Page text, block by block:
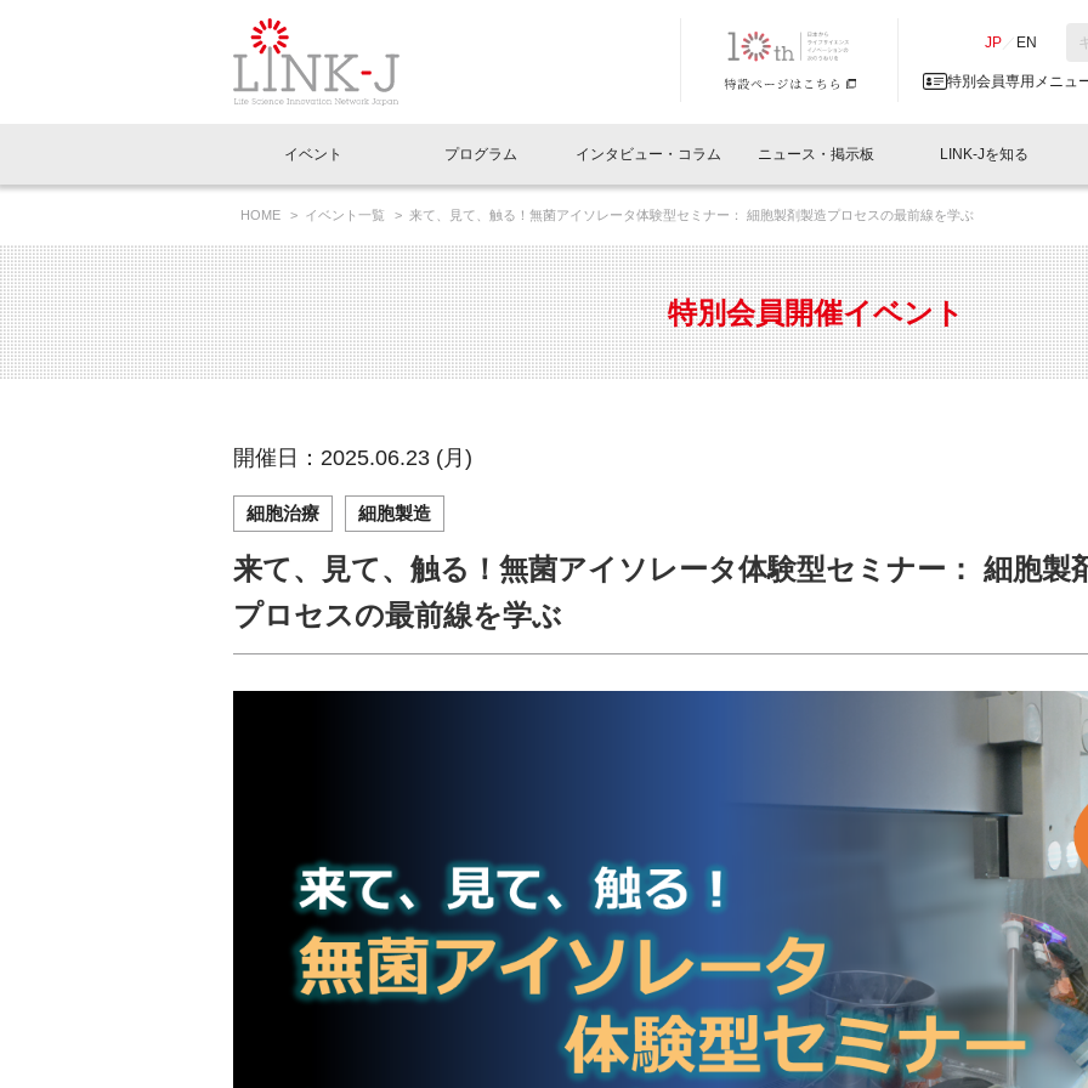
JP EN
特別会員専用メニュ
イベントお知らせメール登録
閉じる
イベント
イベント一覧
LINK-J主催・共催 特別会員開催
LINK-J協賛・協力 出展・参加
イベントレポート一覧
LINK-J主催・共催
LINK-J協賛・協力
プログラム
Out of Box相談室 What's "UNIKORN"？
インタビュー・コラム
インタビュー・コラム一覧
スペシャルインタビュー ベンチャーインタビュー 会報
連載コラム サポーターコラム 日本
ニュース・掲示板
ニュース一覧
トピック プレスリリース
メディア情報 海外関連
協賛・協力
人と情報の交流掲示板一覧
会員プレスリリース
募集
LINK-Jを知る
理事長挨拶 Why in Nihonbashi
国内外連携 サポーター紹介 事業
組織概要 パンフレット GTB
特別会員一覧 特別会員について 入会
専用メニューはこちら
ラウンジ・会議室 オフィス・ラボ 施設
アクセス
HOME イベント一覧 来て、見て、触る！無菌アイソレータ体験型セミナー： 細胞製剤製造プロセスの最前線を学ぶ
特別会員開催イベント
開催日：2025.06.23 (月)
細胞治療 細胞製造
来て、見て、触る！無菌アイソレータ体験型セミナー： 細胞製
プロセスの最前線を学ぶ